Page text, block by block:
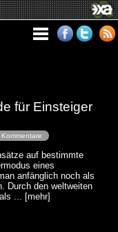
für Einsteiger
Kommentare
auf bestimmte
eines
anfänglich noch als
Durch den weltweiten
... [mehr]